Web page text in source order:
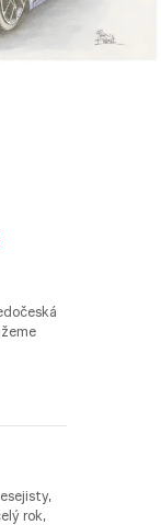
rok,